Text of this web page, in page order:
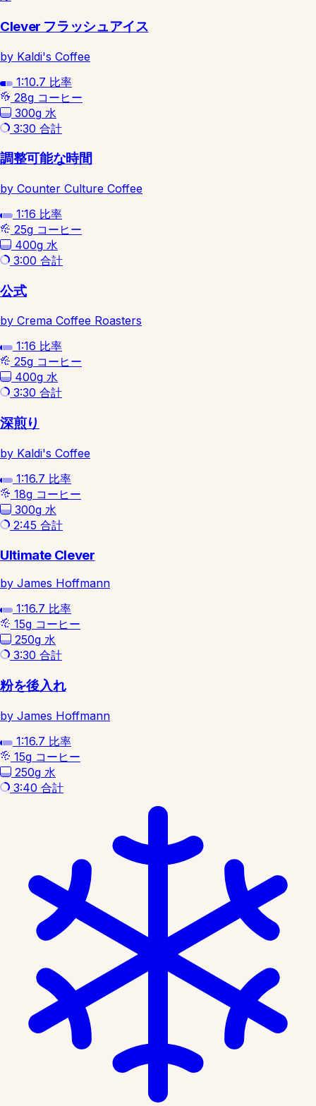
Clever フラッシュアイス
by Kaldi's Coffee
1:10.7 比率
28g コーヒー
300g 水
3:30 合計
調整可能な時間
by Counter Culture Coffee
1:16 比率
25g コーヒー
400g 水
3:00 合計
公式
by Crema Coffee Roasters
1:16 比率
25g コーヒー
400g 水
3:30 合計
深煎り
by Kaldi's Coffee
1:16.7 比率
18g コーヒー
300g 水
2:45 合計
Ultimate Clever
by James Hoffmann
1:16.7 比率
15g コーヒー
250g 水
3:30 合計
粉を後入れ
by James Hoffmann
1:16.7 比率
15g コーヒー
250g 水
3:40 合計